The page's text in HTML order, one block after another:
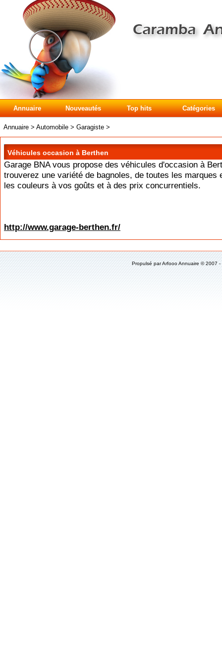
Annuaire Nouveautés Top hits Catégories
Annuaire > Automobile > Garagiste >
Véhicules occasion à Berthen
Garage BNA vous propose des véhicules d'occasion à
trouverez une variété de bagnoles, de toutes les marques
les couleurs à vos goûts et à des prix concurrentiels.
http://www.garage-berthen.fr/
Propulsé parArfooo Annuaire © 2007